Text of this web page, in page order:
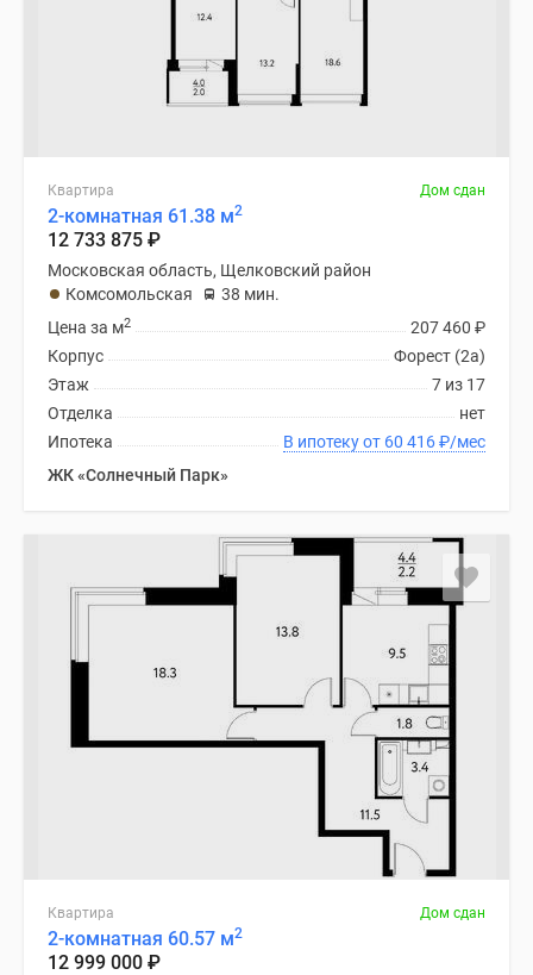
Квартира Дом сдан
2-комнатная 61.38 м2
12 733 875 ₽
Московская область, Щелковский район
Комсомольская
38 мин.
207 460 ₽
Цена за м2
Форест (2а)
Корпус
7 из 17
Этаж
нет
Отделка
В ипотеку от 60 416₽/мес
Ипотека
ЖК «Солнечный Парк»
Квартира Дом сдан
2-комнатная 60.57 м2
12 999 000 ₽